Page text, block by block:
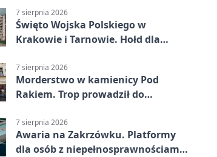
7 sierpnia 2026
Święto Wojska Polskiego w
Krakowie i Tarnowie. Hołd dla
7 sierpnia 2026
Morderstwo w kamienicy Pod
Rakiem. Trop prowadził do
7 sierpnia 2026
Awaria na Zakrzówku. Platformy
dla osób z niepełnosprawnościami